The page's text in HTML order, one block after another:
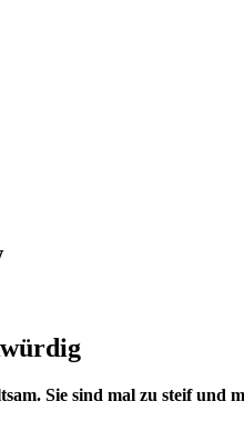
Sie sind mal zu steif und